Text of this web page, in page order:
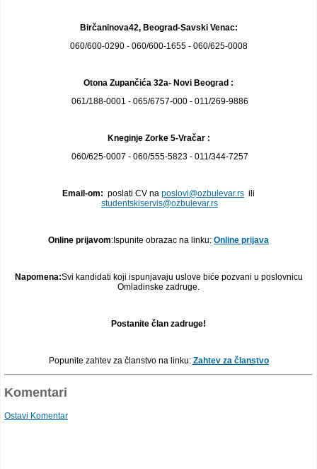
Birčaninova42, Beograd-Savski Venac:
060/600-0290 - 060/600-1655 - 060/625-0008
Otona Zupančića 32a- Novi Beograd :
061/188-0001 - 065/6757-000 - 011/269-9886
Kneginje Zorke 5-Vračar :
060/625-0007 - 060/555-5823 - 011/344-7257
Email-om: poslati CV na poslovi@ozbulevar.rs ili
studentskiservis@ozbulevar.rs
Online prijavom:Ispunite obrazac na linku: Online prijava
Napomena:Svi kandidati koji ispunjavaju uslove biće pozvani u poslovnicu
Omladinske zadruge.
Postanite član zadruge!
Popunite zahtev za članstvo na linku: Zahtev za članstvo
Komentari
Ostavi Komentar